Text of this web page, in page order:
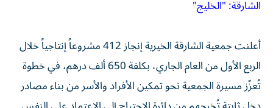
الشارقة: "الخليج"
أعلنت جمعية الشارقة الخيرية إنجاز 412 مشروعاً إنتاجياً خلال
الربع الأول من العام الجاري، بكلفة 650 ألف درهم، في خطوة
تُعزّز مسيرة الجمعية نحو تمكين الأفراد والأسر من بناء مصادر